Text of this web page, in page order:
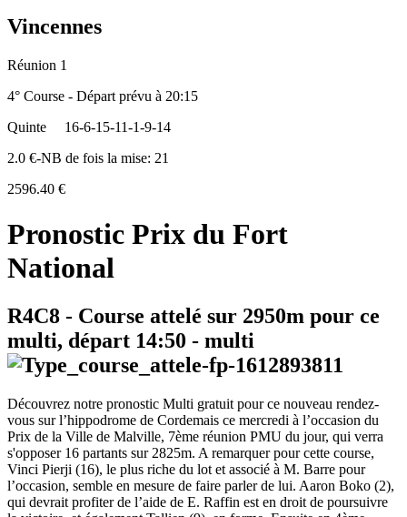
Vincennes
Réunion 1
4° Course - Départ prévu à 20:15
Quinte
16-6-15-11-1-9-14
2.0 €-NB de fois la mise: 21
2596.40 €
Pronostic Prix du Fort
National
R4C8 - Course attelé sur 2950m pour ce
multi, départ 14:50 - multi
Découvrez notre pronostic Multi gratuit pour ce nouveau rendez-
vous sur l’hippodrome de Cordemais ce mercredi à l’occasion du
Prix de la Ville de Malville, 7ème réunion PMU du jour, qui verra
s'opposer 16 partants sur 2825m. A remarquer pour cette course,
Vinci Pierji (16), le plus riche du lot et associé à M. Barre pour
l’occasion, semble en mesure de faire parler de lui. Aaron Boko (2),
qui devrait profiter de l’aide de E. Raffin est en droit de poursuivre